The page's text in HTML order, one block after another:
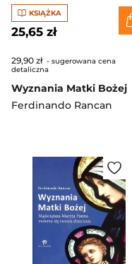
KSIĄŻKA
25,65 zł
29,90 zł - sugerowana cena
detaliczna
Wyznania Matki Bożej
Ferdinando Rancan